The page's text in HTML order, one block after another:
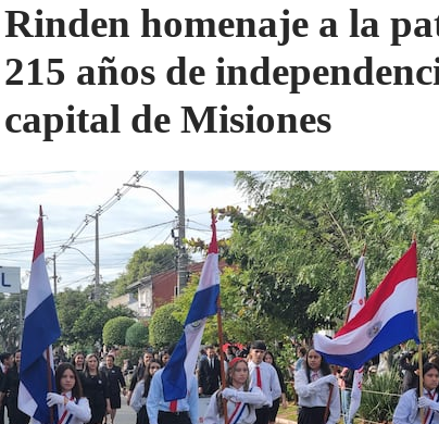
Rinden homenaje a la
215 años de
capital de Misiones